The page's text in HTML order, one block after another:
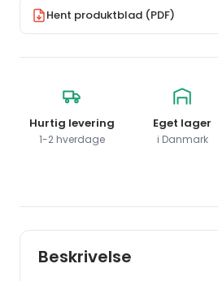
Hent produktblad (PDF)
Hurtig levering
1-2 hverdage
Eget lager
i Danmark
Beskrivelse